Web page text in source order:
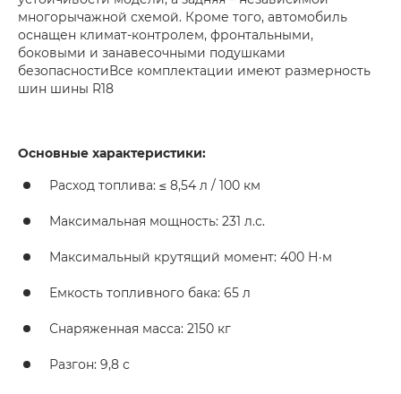
многорычажной схемой. Кроме того, автомобиль
оснащен климат-контролем, фронтальными,
боковыми и занавесочными подушками
безопасностиВсе комплектации имеют размерность
шин шины R18
Основные характеристики:
Расход топлива: ≤ 8,54 л / 100 км
Максимальная мощность: 231 л.с.
Максимальный крутящий момент: 400 Н·м
Емкость топливного бака: 65 л
Снаряженная масса: 2150 кг
Разгон: 9,8 с